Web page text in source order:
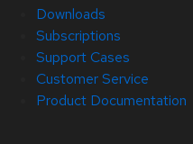
Downloads
Subscriptions
Support Cases
Customer Service
Product Documentation